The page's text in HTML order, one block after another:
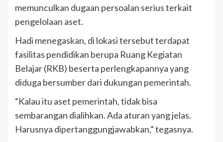
memunculkan dugaan persoalan serius terkait
pengelolaan aset.
Hadi menegaskan, di lokasi tersebut terdapat
fasilitas pendidikan berupa Ruang Kegiatan
Belajar (RKB) beserta perlengkapannya yang
diduga bersumber dari dukungan pemerintah.
“Kalau itu aset pemerintah, tidak bisa
sembarangan dialihkan. Ada aturan yang jelas.
Harusnya dipertanggungjawabkan,” tegasnya.